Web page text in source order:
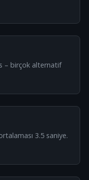
– birçok alternatif
3.5 saniye.